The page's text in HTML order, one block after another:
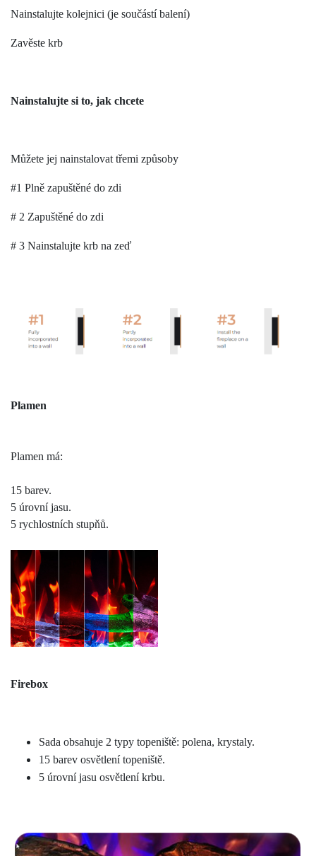
Nainstalujte kolejnici (je součástí balení)
Zavěste krb
Nainstalujte si to, jak chcete
Můžete jej nainstalovat třemi způsoby
#1 Plně zapuštěné do zdi
# 2 Zapuštěné do zdi
# 3 Nainstalujte krb na zeď
Plamen
Plamen má:
15 barev.
5 úrovní jasu.
5 rychlostních stupňů.
Firebox
Sada obsahuje 2 typy topeniště: polena, krystaly.
15 barev osvětlení topeniště.
5 úrovní jasu osvětlení krbu.